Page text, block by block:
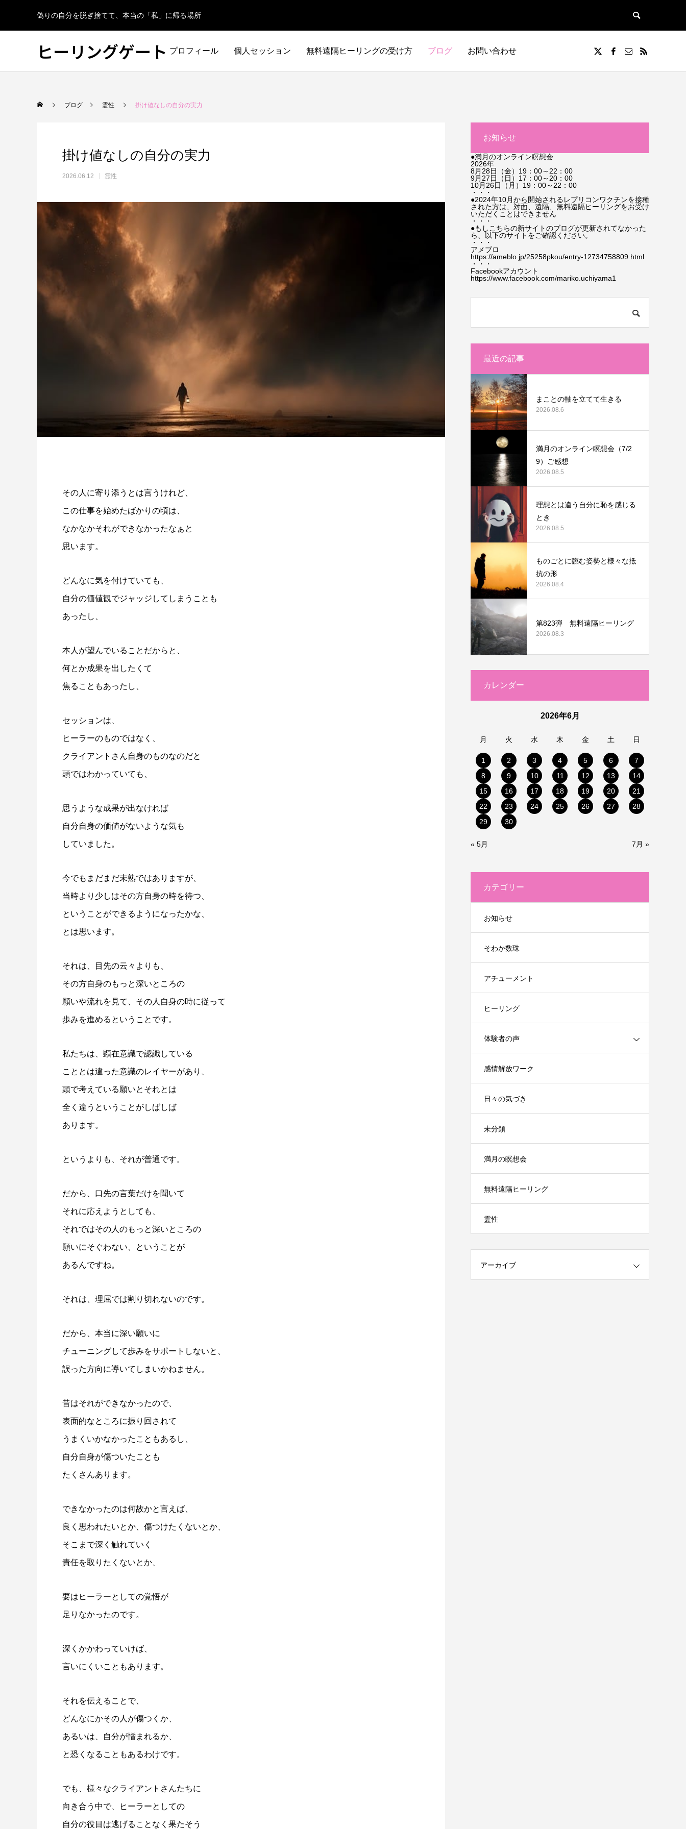
偽りの自分を脱ぎ捨てて、本当の「私」に帰る場所
ヒーリングゲート プロフィール 個人セッション 無料遠隔ヒーリングの受け方 ブログ お問い合わせ
ブログ 霊性 掛け値なしの自分の実力
掛け値なしの自分の実力
2026.06.12 霊性
その人に寄り添うとは言うけれど、
この仕事を始めたばかりの頃は、
なかなかそれができなかったなぁと
思います。
どんなに気を付けていても、
自分の価値観でジャッジしてしまうことも
あったし、
本人が望んでいることだからと、
何とか成果を出したくて
焦ることもあったし、
セッションは、
ヒーラーのものではなく、
クライアントさん自身のものなのだと
頭ではわかっていても、
思うような成果が出なければ
自分自身の価値がないような気も
していました。
今でもまだまだ未熟ではありますが、
当時より少しはその方自身の時を待つ、
ということができるようになったかな、
とは思います。
それは、目先の云々よりも、
その方自身のもっと深いところの
願いや流れを見て、その人自身の時に従って
歩みを進めるということです。
私たちは、顕在意識で認識している
こととは違った意識のレイヤーがあり、
頭で考えている願いとそれとは
全く違うということがしばしば
あります。
というよりも、それが普通です。
だから、口先の言葉だけを聞いて
それに応えようとしても、
それではその人のもっと深いところの
願いにそぐわない、ということが
あるんですね。
それは、理屈では割り切れないのです。
だから、本当に深い願いに
チューニングして歩みをサポートしないと、
誤った方向に導いてしまいかねません。
昔はそれができなかったので、
表面的なところに振り回されて
うまくいかなかったこともあるし、
自分自身が傷ついたことも
たくさんあります。
できなかったのは何故かと言えば、
良く思われたいとか、傷つけたくないとか、
そこまで深く触れていく
責任を取りたくないとか、
要はヒーラーとしての覚悟が
足りなかったのです。
深くかかわっていけば、
言いにくいこともあります。
それを伝えることで、
どんなにかその人が傷つくか、
あるいは、自分が憎まれるか、
と恐くなることもあるわけです。
でも、様々なクライアントさんたちに
向き合う中で、ヒーラーとしての
自分の役目は逃げることなく果たそう
お知らせ
●満月のオンライン瞑想会
2026年
8月28日（金）19：00～22：00
9月27日（日）17：00～20：00
10月26日（月）19：00～22：00
・・・
●2024年10月から開始されるレプリコンワクチンを接種
された方は、対面、遠隔、無料遠隔ヒーリングをお受け
いただくことはできません
・・・
●もしこちらの新サイトのブログが更新されてなかった
ら、以下のサイトをご確認ください。
・・・
アメブロ
https://ameblo.jp/25258pkou/entry-12734758809.html
・・・
Facebookアカウント
https://www.facebook.com/mariko.uchiyama1
最近の記事
まことの軸を立てて生きる
2026.08.6
満月のオンライン瞑想会（7/2
9）ご感想
2026.08.5
理想とは違う自分に恥を感じる
とき
2026.08.5
ものごとに臨む姿勢と様々な抵
抗の形
2026.08.4
第823弾 無料遠隔ヒーリング
2026.08.3
カレンダー
2026年6月
月 火 水 木 金 土 日
1 2 3 4 5 6
7
8
9 10 11 12 13
14
15
16 17 18 19 20
21
22
23 24 25 26 27
28
29
30
« 5月 7月 »
カテゴリー
お知らせ
そわか数珠
アチューメント
ヒーリング
体験者の声
感情解放ワーク
日々の気づき
未分類
満月の瞑想会
無料遠隔ヒーリング
霊性
アーカイブ